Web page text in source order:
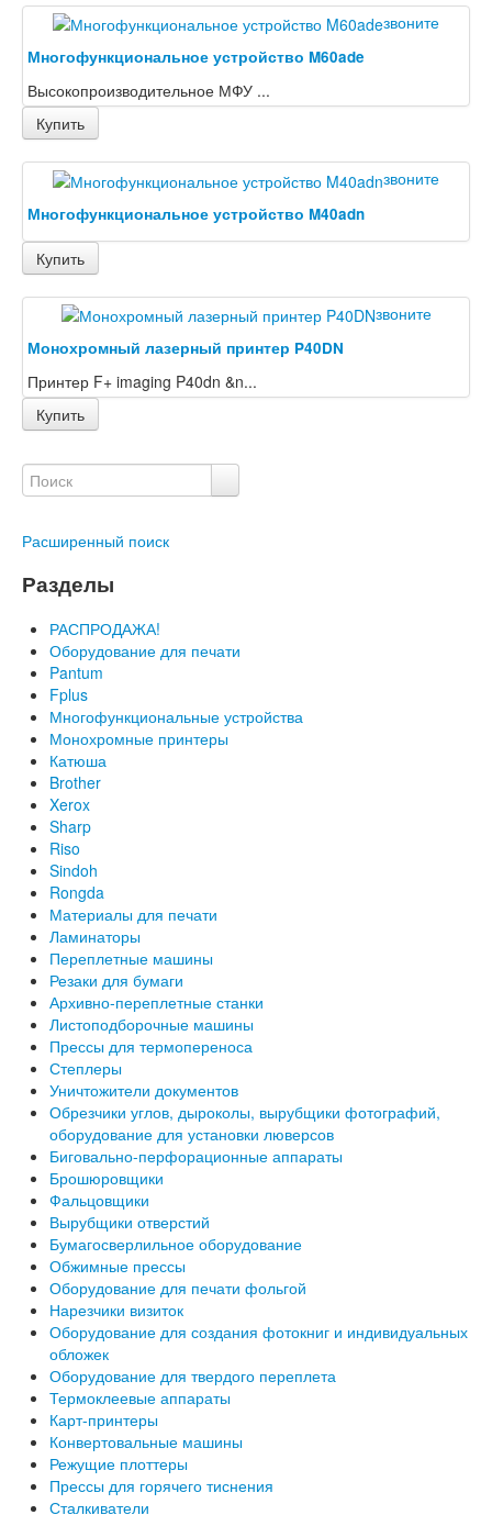
звоните
Многофункциональное устройство M60ade
Высокопроизводительное МФУ ...
Купить
звоните
Многофункциональное устройство M40adn
Купить
звоните
Монохромный лазерный принтер P40DN
Принтер F+ imaging P40dn &n...
Купить
Расширенный поиск
Разделы
РАСПРОДАЖА!
Оборудование для печати
Pantum
Fplus
Многофункциональные устройства
Монохромные принтеры
Катюша
Brother
Xerox
Sharp
Riso
Sindoh
Rongda
Материалы для печати
Ламинаторы
Переплетные машины
Резаки для бумаги
Архивно-переплетные станки
Листоподборочные машины
Прессы для термопереноса
Степлеры
Уничтожители документов
Обрезчики углов, дыроколы, вырубщики фотографий,
оборудование для установки люверсов
Биговально-перфорационные аппараты
Брошюровщики
Фальцовщики
Вырубщики отверстий
Бумагосверлильное оборудование
Обжимные прессы
Оборудование для печати фольгой
Нарезчики визиток
Оборудование для создания фотокниг и индивидуальных
обложек
Оборудование для твердого переплета
Термоклеевые аппараты
Карт-принтеры
Конвертовальные машины
Режущие плоттеры
Прессы для горячего тиснения
Сталкиватели